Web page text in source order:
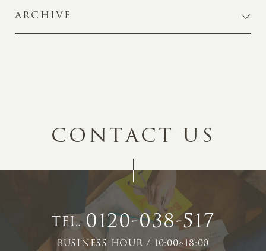
ARCHIVE
CONTACT US
TEL.0120-038-517
BUSINESS HOUR / 10:00~18:00